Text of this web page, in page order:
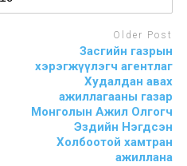
Older Post
Засгийн газрын
хэрэгжүүлэгч агентлаг
Худалдан авах
ажиллагааны газар
Монголын Ажил Олгогч
Эздийн Нэгдсэн
Холбоотой хамтран
ажиллана